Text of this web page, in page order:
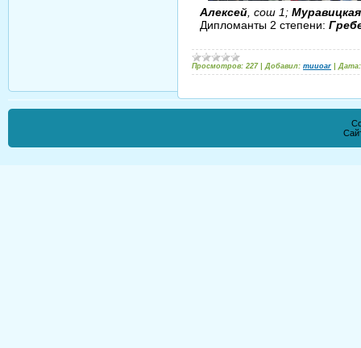
Алексей , сош 1;
Дипломанты 2 степени:
Просмотров: 227 |Добавил: muuoar |Дата: